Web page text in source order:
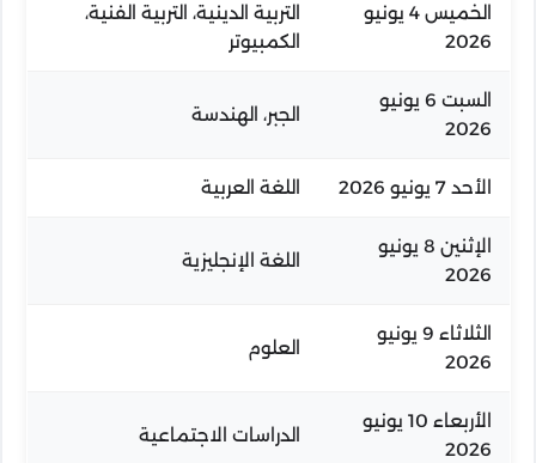
الخميس 4 يونيو
2026
التربية الدينية، التربية الفنية،
الكمبيوتر
السبت 6 يونيو
2026
الجبر، الهندسة
الأحد 7 يونيو 2026 اللغة العربية
الإثنين 8 يونيو
2026
اللغة الإنجليزية
الثلاثاء 9 يونيو
2026
العلوم
الأربعاء 10 يونيو
2026
الدراسات الاجتماعية